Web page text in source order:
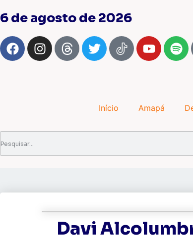
6 de agosto de 2026
Início Amapá
Davi